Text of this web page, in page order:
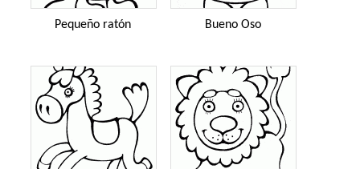
Pequeño ratón Bueno Oso